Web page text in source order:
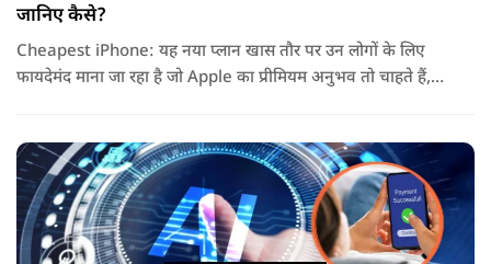
जानिए कैसे?
Cheapest iPhone: यह नया प्लान खास तौर पर उन लोगों के लिए
फायदेमंद माना जा रहा है जो Apple का प्रीमियम अनुभव तो चाहते हैं,